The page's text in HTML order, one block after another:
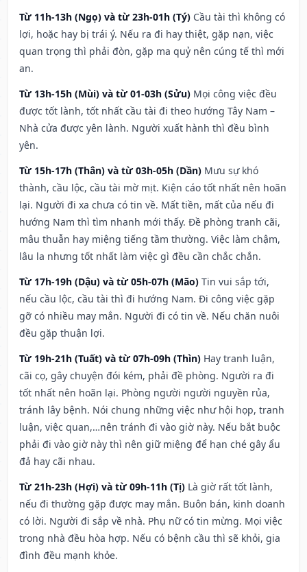
Từ 11h-13h (Ngọ) và từ 23h-01h (Tý) Cầu tài thì không có
lợi, hoặc hay bị trái ý. Nếu ra đi hay thiệt, gặp nạn, việc
quan trọng thì phải đòn, gặp ma quỷ nên cúng tế thì mới
an.
Từ 13h-15h (Mùi) và từ 01-03h (Sửu) Mọi công việc đều
được tốt lành, tốt nhất cầu tài đi theo hướng Tây Nam –
Nhà cửa được yên lành. Người xuất hành thì đều bình
yên.
Từ 15h-17h (Thân) và từ 03h-05h (Dần) Mưu sự khó
thành, cầu lộc, cầu tài mờ mịt. Kiện cáo tốt nhất nên hoãn
lại. Người đi xa chưa có tin về. Mất tiền, mất của nếu đi
hướng Nam thì tìm nhanh mới thấy. Đề phòng tranh cãi,
mâu thuẫn hay miệng tiếng tầm thường. Việc làm chậm,
lâu la nhưng tốt nhất làm việc gì đều cần chắc chắn.
Từ 17h-19h (Dậu) và từ 05h-07h (Mão) Tin vui sắp tới,
nếu cầu lộc, cầu tài thì đi hướng Nam. Đi công việc gặp
gỡ có nhiều may mắn. Người đi có tin về. Nếu chăn nuôi
đều gặp thuận lợi.
Từ 19h-21h (Tuất) và từ 07h-09h (Thìn) Hay tranh luận,
cãi cọ, gây chuyện đói kém, phải đề phòng. Người ra đi
tốt nhất nên hoãn lại. Phòng người người nguyền rủa,
tránh lây bệnh. Nói chung những việc như hội họp, tranh
luận, việc quan,…nên tránh đi vào giờ này. Nếu bắt buộc
phải đi vào giờ này thì nên giữ miệng để hạn ché gây ẩu
đả hay cãi nhau.
Từ 21h-23h (Hợi) và từ 09h-11h (Tị) Là giờ rất tốt lành,
nếu đi thường gặp được may mắn. Buôn bán, kinh doanh
có lời. Người đi sắp về nhà. Phụ nữ có tin mừng. Mọi việc
trong nhà đều hòa hợp. Nếu có bệnh cầu thì sẽ khỏi, gia
đình đều mạnh khỏe.